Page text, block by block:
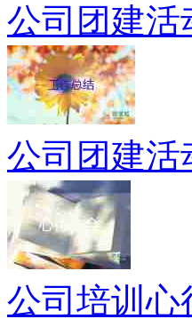
公司团建活
公司团建活
公司培训心